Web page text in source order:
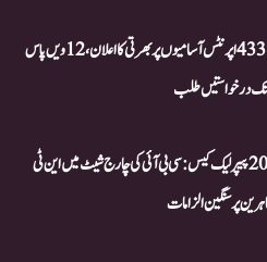
IOCL میں 433 اپرنٹس آسامیوں پر بھرتی کا اعلان، 12ویں پاس
درخواستیں طلب
نیٹ-یو جی 2026 پیپر لیک کیس: سی بی آئی کی چارج شیٹ میں این ٹی
پر سنگین الزامات